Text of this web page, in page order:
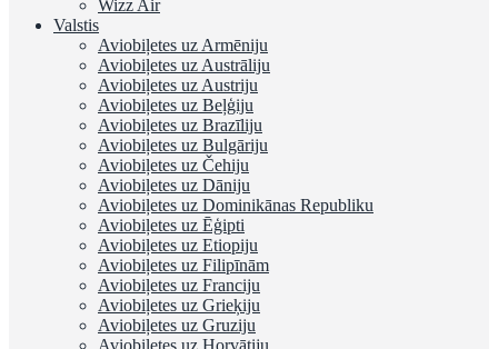
Wizz Air
Valstis
Aviobiļetes uz Armēniju
Aviobiļetes uz Austrāliju
Aviobiļetes uz Austriju
Aviobiļetes uz Beļģiju
Aviobiļetes uz Brazīliju
Aviobiļetes uz Bulgāriju
Aviobiļetes uz Čehiju
Aviobiļetes uz Dāniju
Aviobiļetes uz Dominikānas Republiku
Aviobiļetes uz Ēģipti
Aviobiļetes uz Etiopiju
Aviobiļetes uz Filipīnām
Aviobiļetes uz Franciju
Aviobiļetes uz Grieķiju
Aviobiļetes uz Gruziju
Aviobiļetes uz Horvātiju